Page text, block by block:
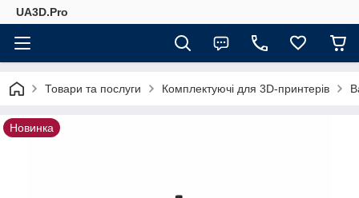
UA3D.Pro
Товари та послуги Комплектуючі для 3D-принтерів
Новинка